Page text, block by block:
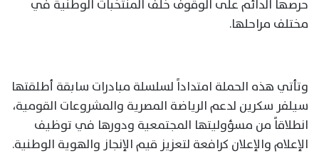
حرصها الدائم على الوقوف خلف المنتخبات الوطنية في
مختلف مراحلها.
وتأتي هذه الحملة امتداداً لسلسلة مبادرات سابقة أطلقتها
سيلفر سكرين لدعم الرياضة المصرية والمشروعات القومية،
انطلاقاً من مسؤوليتها المجتمعية ودورها في توظيف
الإعلام والإعلان كرافعة لتعزيز قيم الإنجاز والهوية الوطنية.